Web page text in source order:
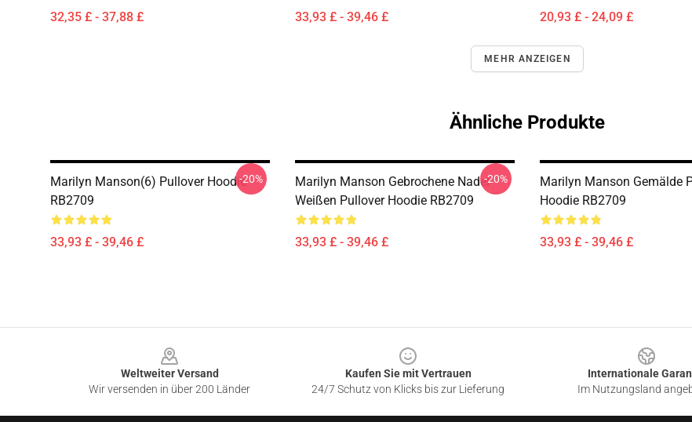
32,35 £ - 37,88 £ 33,93 £ - 39,46 £ 20,93 £ - 24,09 £
MEHR ANZEIGEN
Ähnliche Produkte
Marilyn Manson(6) Pullover Hoodie
RB2709
33,93 £ - 39,46 £
-20%
Marilyn Manson Gebrochene Nadel
Weißen Pullover Hoodie RB2709
33,93 £ - 39,46 £
-20%
Marilyn Manson Gemälde
Hoodie RB2709
33,93 £ - 39,46 £
Weltweiter Versand
Wir versenden in über 200 Länder
Kaufen Sie mit Vertrauen
24/7 Schutz von Klicks bis zur Lieferung
Internationale
Im Nutzungsland